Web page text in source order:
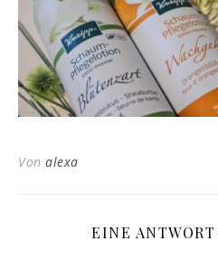
Von alexa
EINE